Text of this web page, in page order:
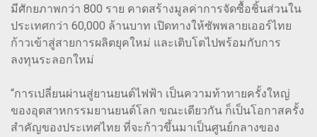
มีศักยภาพกว่า 800 ราย คาดสร้างมูลค่าการจัดซื้อชิ้นส่วนใน
ประเทศกว่า 60,000 ล้านบาท เปิดทางให้ซัพพลายเออร์ไทย
ก้าวเข้าสู่สายการผลิตยุคใหม่ และเติบโตไปพร้อมกับการ
ลงทุนระลอกใหม่
“การเปลี่ยนผ่านสู่ยานยนต์ไฟฟ้า เป็นความท้าทายครั้งใหญ่
ของอุตสาหกรรมยานยนต์โลก ขณะเดียวกัน ก็เป็นโอกาสครั้ง
สำคัญของประเทศไทย ที่จะก้าวขึ้นมาเป็นศูนย์กลางของ